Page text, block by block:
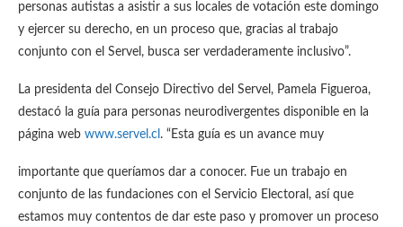
personas autistas a asistir a sus locales de votación este domingo
y ejercer su derecho, en un proceso que, gracias al trabajo
conjunto con el Servel, busca ser verdaderamente inclusivo”.
La presidenta del Consejo Directivo del Servel, Pamela Figueroa,
destacó la guía para personas neurodivergentes disponible en la
página web www.servel.cl . “Esta guía es un avance muy
importante que queríamos dar a conocer. Fue un trabajo en
conjunto de las fundaciones con el Servicio Electoral, así que
estamos muy contentos de dar este paso y promover un proceso